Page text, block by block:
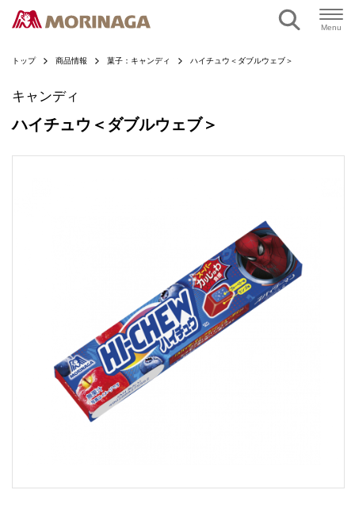
Menu
トップ 商品情報 菓子：キャンディ ハイチュウ＜ダブルウェブ＞
キャンディ
ハイチュウ＜ダブルウェブ＞